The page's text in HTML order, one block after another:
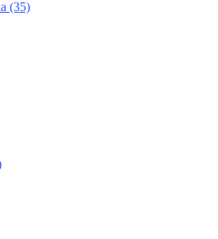
(35)